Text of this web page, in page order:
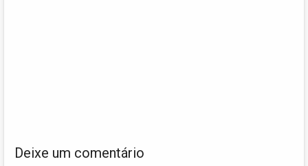
Deixe um comentário